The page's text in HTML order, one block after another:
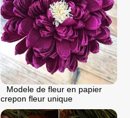
Modele de fleur en papier
crepon fleur unique